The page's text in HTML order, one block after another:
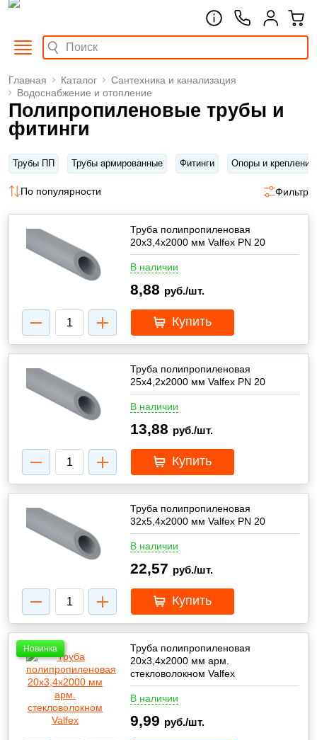
Главная Каталог
Сантехника и канализация
Водоснабжение и отопление
Полипропиленовые трубы и
фитинги
Трубы ПП Трубы армированные Фитинги Опоры и крепления
По популярности Фильтр
Труба полипропиленовая
20х3,4х2000 мм Valfex PN 20
В наличии
8,88 руб./шт.
Купить
Труба полипропиленовая
25х4,2х2000 мм Valfex PN 20
В наличии
13,88 руб./шт.
Купить
Труба полипропиленовая
32х5,4х2000 мм Valfex PN 20
В наличии
22,57 руб./шт.
Купить
Новинка
Труба полипропиленовая
20х3,4х2000 мм арм.
стекловолокном Valfex
В наличии
9,99 руб./шт.